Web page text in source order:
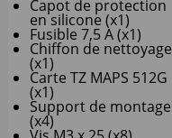
Capot de protection
en silicone (x1)
Fusible 7,5 A (x1)
Chiffon de nettoyage
(x1)
Carte TZ MAPS 512G
(x1)
Support de montage
(x4)